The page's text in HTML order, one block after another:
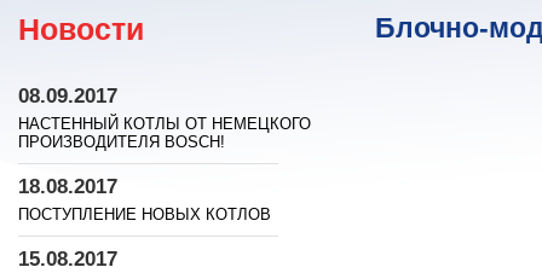
Новости
08.09.2017
НАСТЕННЫЙ КОТЛЫ ОТ НЕМЕЦКОГО
ПРОИЗВОДИТЕЛЯ BOSСH!
18.08.2017
ПОСТУПЛЕНИЕ НОВЫХ КОТЛОВ
15.08.2017
Блочно-